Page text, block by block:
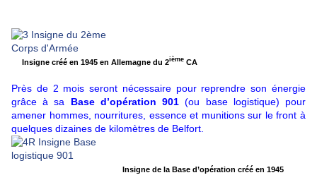
Insigne créé en 1945 en Allemagne du 2ième CA
Près de 2 mois seront nécessaire pour reprendre son énergie
grâce à sa Base d’opération 901 (ou base logistique) pour
amener hommes, nourritures, essence et munitions sur le front à
quelques dizaines de kilomètres de Belfort.
Insigne de la Base d’opération créé en 1945